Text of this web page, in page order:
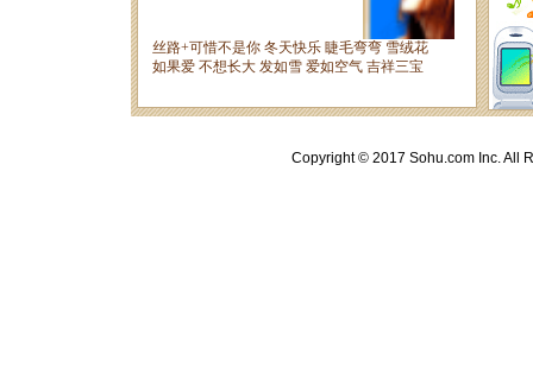
Copyright © 2017 Sohu.com Inc. All